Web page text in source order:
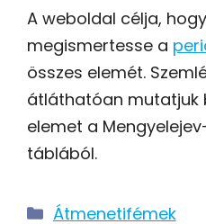
A weboldal célja,
megismertesse a
összes elemét.
átláthatóan mutatjuk
elemet a
táblából.
Kategória
Átmenetifémek